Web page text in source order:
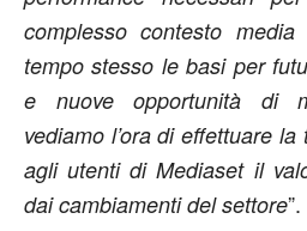
complesso contesto
tempo stesso le basi per
e nuove opportunità di
vediamo l’ora di effettuare
agli utenti di Mediaset il
dai cambiamenti del settore”.